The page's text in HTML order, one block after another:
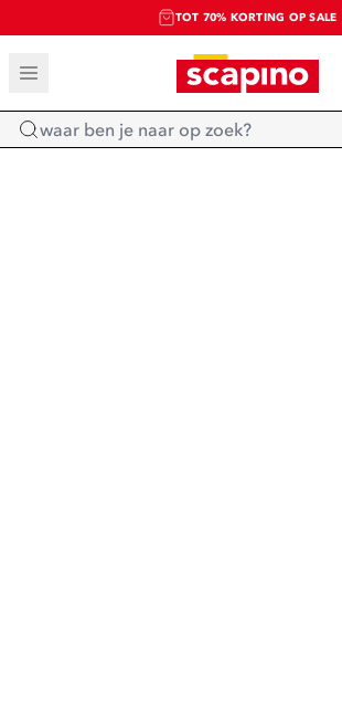
TOT 70% KORTING OP SALE
SALE: LAATSTE KANS!
SHOP NIEUW
Home